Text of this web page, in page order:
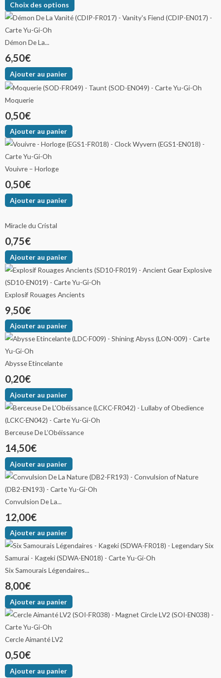
Choix des options
Démon De La...
6,50€
Ajouter au panier
Moquerie
0,50€
Ajouter au panier
Vouivre – Horloge
0,50€
Ajouter au panier
Miracle du Cristal
0,75€
Ajouter au panier
Explosif Rouages Ancients
9,50€
Ajouter au panier
Abysse Etincelante
0,20€
Ajouter au panier
Berceuse De L’Obéissance
14,50€
Ajouter au panier
Convulsion De La...
12,00€
Ajouter au panier
Six Samourais Légendaires...
8,00€
Ajouter au panier
Cercle Aimanté LV2
0,50€
Ajouter au panier